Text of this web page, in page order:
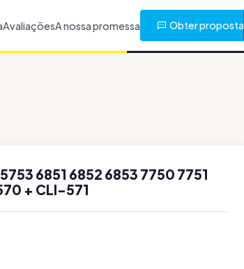
AvaliaçõesA nossa promessa Obter proposta
6851 6852 6853 7750 7751
+ CLI-571